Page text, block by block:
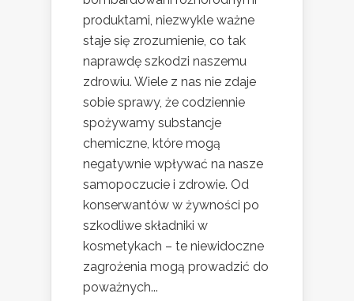
produktami, niezwykle ważne
staje się zrozumienie, co tak
naprawdę szkodzi naszemu
zdrowiu. Wiele z nas nie zdaje
sobie sprawy, że codziennie
spożywamy substancje
chemiczne, które mogą
negatywnie wpływać na nasze
samopoczucie i zdrowie. Od
konserwantów w żywności po
szkodliwe składniki w
kosmetykach – te niewidoczne
zagrożenia mogą prowadzić do
poważnych...